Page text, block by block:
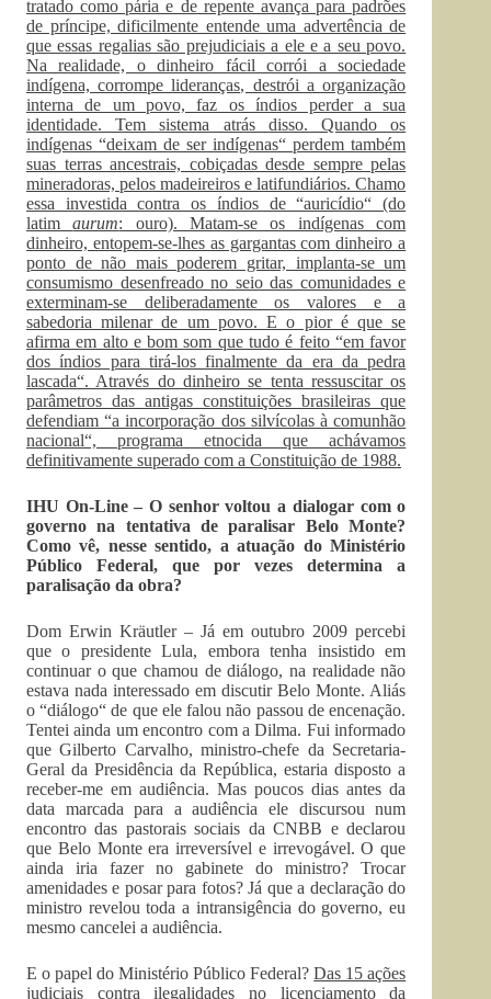
tratado como pária e de repente avança para padrões
de príncipe, dificilmente entende uma advertência de
que essas regalias são prejudiciais a ele e a seu povo.
Na realidade, o dinheiro fácil corrói a sociedade
indígena, corrompe lideranças, destrói a organização
interna de um povo, faz os índios perder a sua
identidade. Tem sistema atrás disso. Quando os
indígenas “deixam de ser indígenas“ perdem também
suas terras ancestrais, cobiçadas desde sempre pelas
mineradoras, pelos madeireiros e latifundiários. Chamo
essa investida contra os índios de “auricídio“ (do
latimaurum: ouro). Matam-se os indígenas com
dinheiro, entopem-se-lhes as gargantas com dinheiro a
ponto de não mais poderem gritar, implanta-se um
consumismo desenfreado no seio das comunidades e
exterminam-se deliberadamente os valores e a
sabedoria milenar de um povo. E o pior é que se
afirma em alto e bom som que tudo é feito “em favor
dos índios para tirá-los finalmente da era da pedra
lascada“. Através do dinheiro se tenta ressuscitar os
parâmetros das antigas constituições brasileiras que
defendiam “a incorporação dos silvícolas à comunhão
nacional“, programa etnocida que achávamos
definitivamente superado com a Constituição de 1988.
IHU On-Line – O senhor voltou a dialogar com o
governo na tentativa de paralisar Belo Monte?
Como vê, nesse sentido, a atuação do Ministério
Público Federal, que por vezes determina a
paralisação da obra?
Dom Erwin Kräutler – Já em outubro 2009 percebi
que o presidente Lula, embora tenha insistido em
continuar o que chamou de diálogo, na realidade não
estava nada interessado em discutir Belo Monte. Aliás
o “diálogo“ de que ele falou não passou de encenação.
Tentei ainda um encontro com a Dilma. Fui informado
que Gilberto Carvalho, ministro-chefe da Secretaria-
Geral da Presidência da República, estaria disposto a
receber-me em audiência. Mas poucos dias antes da
data marcada para a audiência ele discursou num
encontro das pastorais sociais da CNBB e declarou
que Belo Monte era irreversível e irrevogável. O que
ainda iria fazer no gabinete do ministro? Trocar
amenidades e posar para fotos? Já que a declaração do
ministro revelou toda a intransigência do governo, eu
mesmo cancelei a audiência.
E o papel do Ministério Público Federal?Das 15 ações
judiciais contra ilegalidades no licenciamento da